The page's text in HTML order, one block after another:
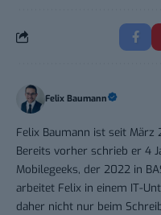
Felix Baumann
Felix Baumann ist seit März
Bereits vorher schrieb er 4
Mobilegeeks, der 2022 in
arbeitet Felix in einem IT-
daher nicht nur beim